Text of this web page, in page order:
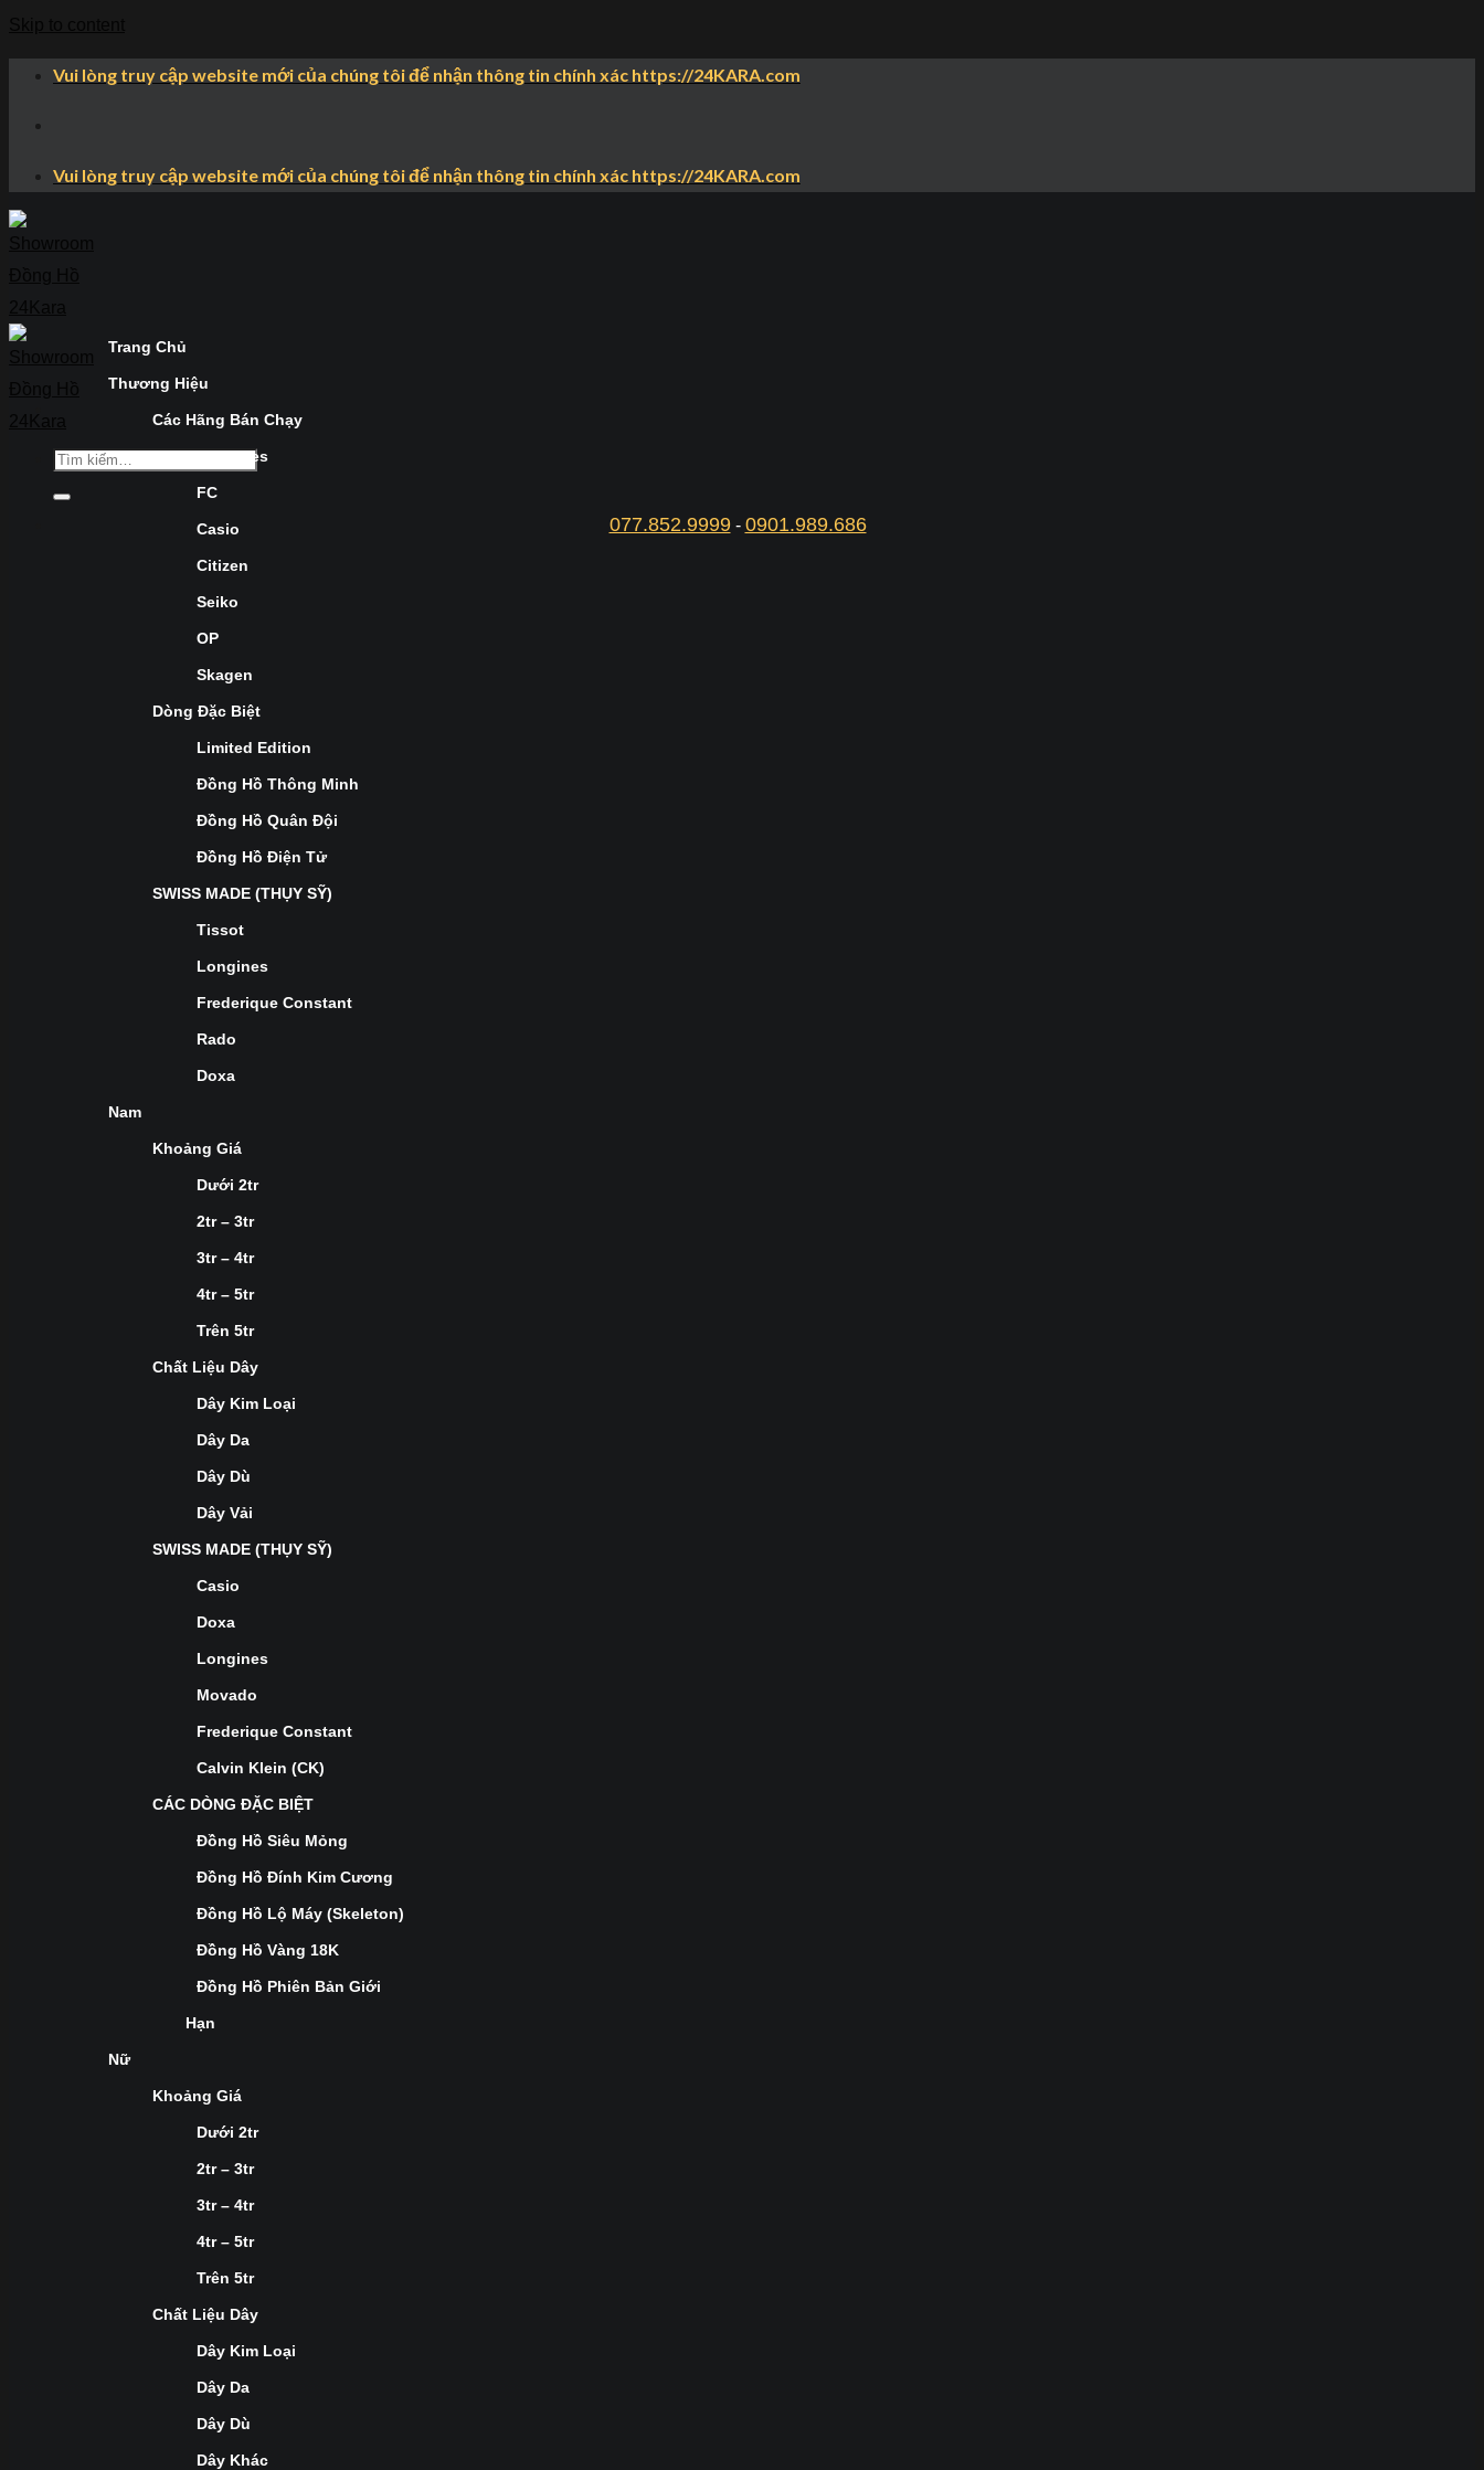
Vui lòng truy cập website mới của chúng tôi để nhận thông tin chính xác https://24KARA.com
Vui lòng truy cập website mới của chúng tôi để nhận thông tin chính xác https://24KARA.com
077.852.9999- 0901.989.686
Trang Chủ
Thương Hiệu
Các Hãng Bán Chạy
Longines
FC
Casio
Citizen
Seiko
OP
Skagen
Dòng Đặc Biệt
Limited Edition
Đồng Hồ Thông Minh
Đồng Hồ Quân Đội
Đồng Hồ Điện Tử
SWISS MADE (THỤY SỸ)
Tissot
Longines
Frederique Constant
Rado
Doxa
Nam
Khoảng Giá
Dưới 2tr
2tr – 3tr
3tr – 4tr
4tr – 5tr
Trên 5tr
Chất Liệu Dây
Dây Kim Loại
Dây Da
Dây Dù
Dây Vải
SWISS MADE (THỤY SỸ)
Casio
Doxa
Longines
Movado
Frederique Constant
Calvin Klein (CK)
CÁC DÒNG ĐẶC BIỆT
Đồng Hồ Siêu Mỏng
Đồng Hồ Đính Kim Cương
Đồng Hồ Lộ Máy (Skeleton)
Đồng Hồ Vàng 18K
Đồng Hồ Phiên Bản Giới
Hạn
Nữ
Khoảng Giá
Dưới 2tr
2tr – 3tr
3tr – 4tr
4tr – 5tr
Trên 5tr
Chất Liệu Dây
Dây Kim Loại
Dây Da
Dây Dù
Dây Khác